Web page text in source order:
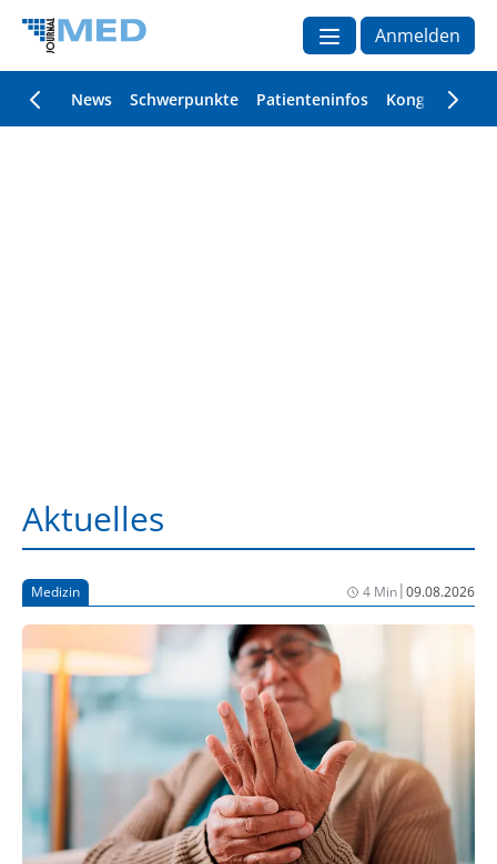
Anmelden
News Schwerpunkte Patienteninfos
Aktuelles
Medizin 4 Min|09.08.2026